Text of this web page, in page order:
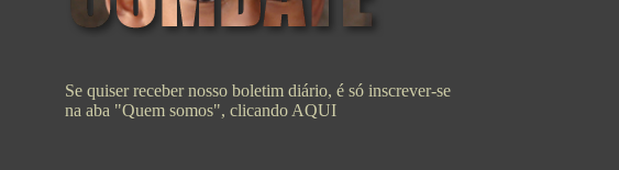
Se quiser receber nosso boletim diário, é só inscrever-se
na aba "Quem somos", clicando AQUI